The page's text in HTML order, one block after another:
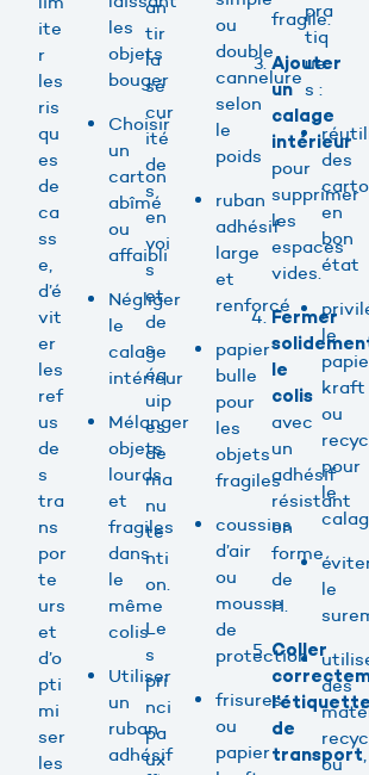
ite
r
les
ris
qu
es
de
ca
ss
e,
d’é
vit
er
les
ref
us
de
s
tra
ns
por
te
urs
et
d’o
pti
mi
ser
les
les
objets
bouger
Choisir
un
carton
abîmé
ou
affaibli
Négliger
le
calage
intérieur
Mélanger
objets
lourds
et
fragiles
dans
le
même
colis
Utiliser
un
ruban
adhésif
an
tir
la
sé
cur
ité
de
s
en
voi
s
et
de
s
éq
uip
es
de
ma
nu
te
nti
on.
Le
s
pri
nci
pa
ux
ou
double
cannelure
selon
le
poids
ruban
adhésif
large
et
renforcé
papier
bulle
pour
les
objets
fragiles
coussins
d’air
ou
mousse
de
protection
frisures
ou
papier
fragile.
Ajouter
un
calage
intérieur
pour
supprimer
les
espaces
vides.
Fermer
le
colis
avec
un
adhésif
résistant
en
forme
de
H.
Coller
l’étiquette
de
transport,
pra
tiq
ue
s :
des
en
bon
état
le
kraft
ou
pour
le
le
des
ou